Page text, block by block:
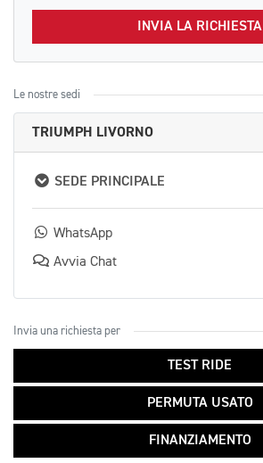
INVIA LA RICHIESTA
Le nostre sedi
TRIUMPH LIVORNO
SEDE PRINCIPALE
WhatsApp
Avvia Chat
Invia una richiesta per
TEST RIDE
PERMUTA USATO
FINANZIAMENTO